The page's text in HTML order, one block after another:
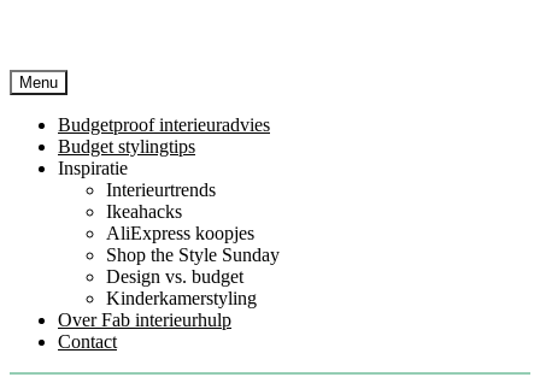
Menu
Budgetproof interieuradvies
Budget stylingtips
Inspiratie
Interieurtrends
Ikeahacks
AliExpress koopjes
Shop the Style Sunday
Design vs. budget
Kinderkamerstyling
Over Fab interieurhulp
Contact